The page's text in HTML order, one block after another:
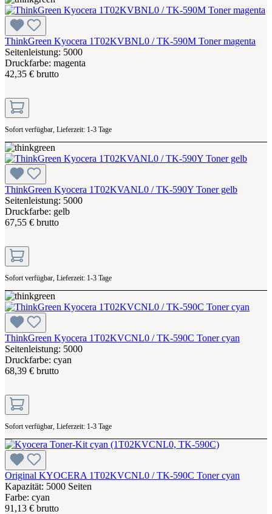
ThinkGreen Kyocera 1T02KVBNL0 / TK-590M Toner magenta
Seitenleistung: 5000
Druckfarbe: magenta
42,35 € brutto
Sofort verfügbar, Lieferzeit: 1-3 Tage
ThinkGreen Kyocera 1T02KVANL0 / TK-590Y Toner gelb
Seitenleistung: 5000
Druckfarbe: gelb
67,55 € brutto
Sofort verfügbar, Lieferzeit: 1-3 Tage
ThinkGreen Kyocera 1T02KVCNL0 / TK-590C Toner cyan
Seitenleistung: 5000
Druckfarbe: cyan
68,39 € brutto
Sofort verfügbar, Lieferzeit: 1-3 Tage
Original KYOCERA 1T02KVCNL0 / TK-590C Toner cyan
Kapazität: 5000 Seiten
Farbe: cyan
91,13 € brutto